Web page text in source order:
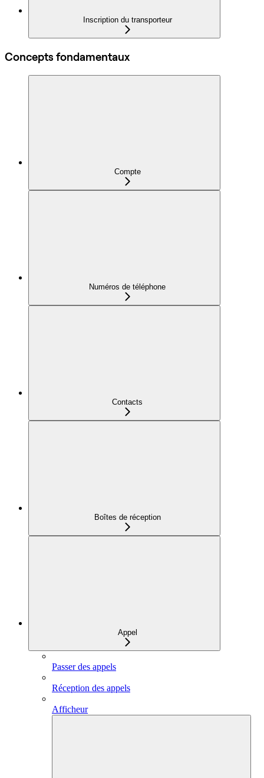
Inscription du transporteur
Concepts fondamentaux
Compte
Numéros de téléphone
Contacts
Boîtes de réception
Appel
Passer des appels
Réception des appels
Afficheur